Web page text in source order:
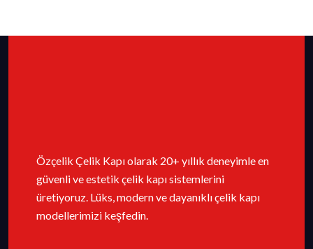
Özçelik Çelik Kapı olarak 20+ yıllık deneyimle en
güvenli ve estetik çelik kapı sistemlerini
üretiyoruz. Lüks, modern ve dayanıklı çelik kapı
modellerimizi keşfedin.